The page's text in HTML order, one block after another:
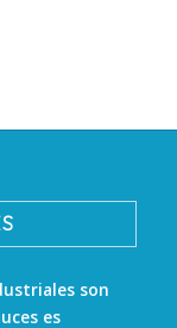
son
es